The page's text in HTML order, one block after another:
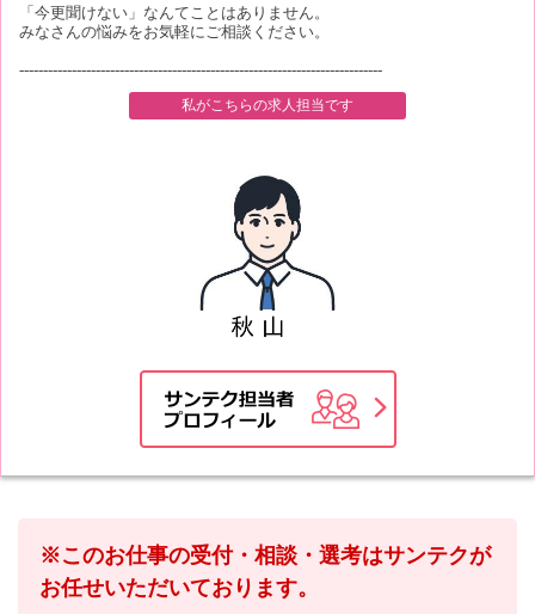
「今更聞けない」なんてことはありません。
みなさんの悩みをお気軽にご相談ください。
----------------------------------------------------------------------------
私がこちらの求人担当です
※このお仕事の受付・相談・選考はサンテクが
お任せいただいております。